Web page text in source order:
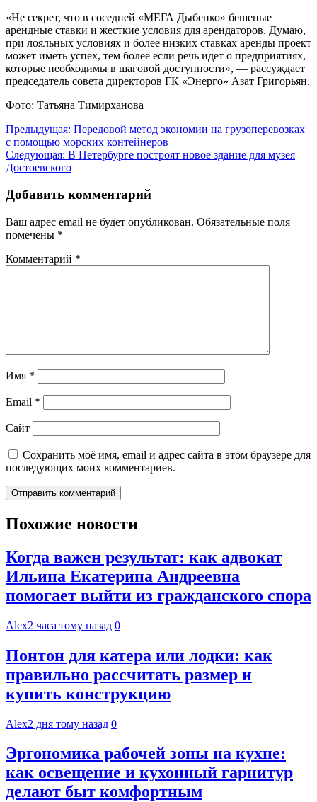
«Не секрет, что в соседней «МЕГА Дыбенко» бешеные
арендные ставки и жесткие условия для арендаторов. Думаю,
при лояльных условиях и более низких ставках аренды проект
может иметь успех, тем более если речь идет о предприятиях,
которые необходимы в шаговой доступности», — рассуждает
председатель совета директоров ГК «Энерго» Азат Григорьян.
Фото: Татьяна Тимирханова
Навигация
по
записям
Предыдущая: Передовой метод экономии на грузоперевозках
с помощью морских контейнеров
Следующая: В Петербурге построят новое здание для музея
Достоевского
Добавить комментарий
Ваш адрес email не будет опубликован. Обязательные поля
помечены *
Комментарий *
Имя *
Email *
Сайт
Сохранить моё имя, email и адрес сайта в этом браузере для
последующих моих комментариев.
Похожие новости
Когда важен результат: как адвокат
Ильина Екатерина Андреевна
помогает выйти из гражданского спора
Alex2 часа тому назад 0
Понтон для катера или лодки: как
правильно рассчитать размер и
купить конструкцию
Alex2 дня тому назад 0
Эргономика рабочей зоны на кухне:
как освещение и кухонный гарнитур
делают быт комфортным